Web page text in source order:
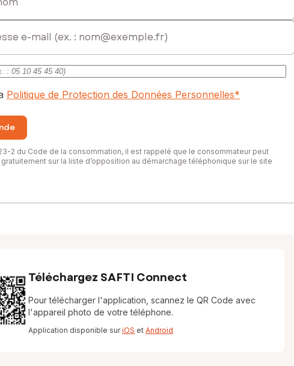
Politique de Protection des Données Personnelles*
2 du Code de la consommation, il est rappelé que le consommateur peut
sur la liste d’opposition au démarchage téléphonique sur le site
Téléchargez SAFTI Connect
Pour télécharger l'application, scannez le QR Code avec
l'appareil photo de votre téléphone.
Application disponible suriOS et Android